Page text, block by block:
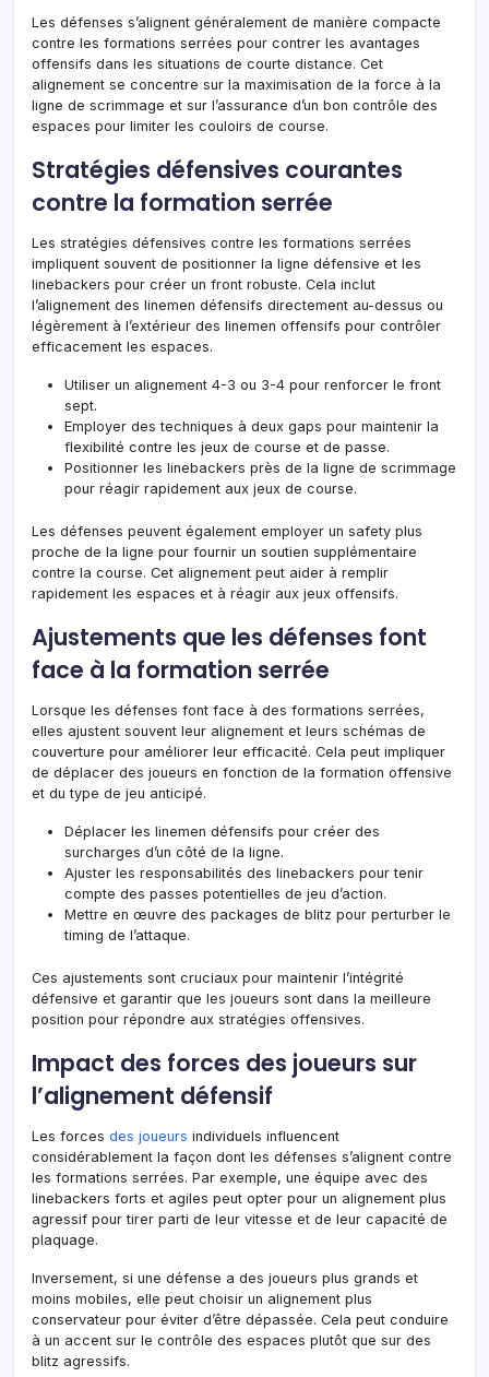
Les défenses s’alignent généralement de manière compacte
contre les formations serrées pour contrer les avantages
offensifs dans les situations de courte distance. Cet
alignement se concentre sur la maximisation de la force à la
ligne de scrimmage et sur l’assurance d’un bon contrôle des
espaces pour limiter les couloirs de course.
Stratégies défensives courantes
contre la formation serrée
Les stratégies défensives contre les formations serrées
impliquent souvent de positionner la ligne défensive et les
linebackers pour créer un front robuste. Cela inclut
l’alignement des linemen défensifs directement au-dessus ou
légèrement à l’extérieur des linemen offensifs pour contrôler
efficacement les espaces.
Utiliser un alignement 4-3 ou 3-4 pour renforcer le front
sept.
Employer des techniques à deux gaps pour maintenir la
flexibilité contre les jeux de course et de passe.
Positionner les linebackers près de la ligne de scrimmage
pour réagir rapidement aux jeux de course.
Les défenses peuvent également employer un safety plus
proche de la ligne pour fournir un soutien supplémentaire
contre la course. Cet alignement peut aider à remplir
rapidement les espaces et à réagir aux jeux offensifs.
Ajustements que les défenses font
face à la formation serrée
Lorsque les défenses font face à des formations serrées,
elles ajustent souvent leur alignement et leurs schémas de
couverture pour améliorer leur efficacité. Cela peut impliquer
de déplacer des joueurs en fonction de la formation offensive
et du type de jeu anticipé.
Déplacer les linemen défensifs pour créer des
surcharges d’un côté de la ligne.
Ajuster les responsabilités des linebackers pour tenir
compte des passes potentielles de jeu d’action.
Mettre en œuvre des packages de blitz pour perturber le
timing de l’attaque.
Ces ajustements sont cruciaux pour maintenir l’intégrité
défensive et garantir que les joueurs sont dans la meilleure
position pour répondre aux stratégies offensives.
Impact des forces des joueurs sur
l’alignement défensif
Les forces des joueurs individuels influencent
considérablement la façon dont les défenses s’alignent contre
les formations serrées. Par exemple, une équipe avec des
linebackers forts et agiles peut opter pour un alignement plus
agressif pour tirer parti de leur vitesse et de leur capacité de
plaquage.
Inversement, si une défense a des joueurs plus grands et
moins mobiles, elle peut choisir un alignement plus
conservateur pour éviter d’être dépassée. Cela peut conduire
à un accent sur le contrôle des espaces plutôt que sur des
blitz agressifs.